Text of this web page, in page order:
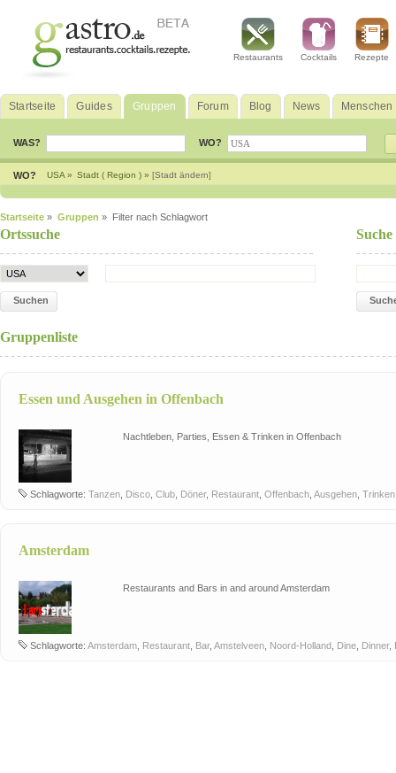
Restaurants Cocktails Rezepte
Startseite Guides Gruppen Forum Blog News Menschen
WAS? WO?
WO? USA » Stadt ( Region ) » [Stadt ändern]
Startseite » Gruppen » Filter nach Schlagwort
Ortssuche
Suchen
Gruppenliste
Essen und Ausgehen in Offenbach
Nachtleben, Parties, Essen & Trinken in Offenbach
Schlagworte: Tanzen Disco Club Döner, Restaurant Offenbach Ausgehen Trinken
Amsterdam
Restaurants and Bars in and around Amsterdam
Schlagworte: Amsterdam Restaurant Bar, Amstelveen Noord-Holland Dine Dinner,